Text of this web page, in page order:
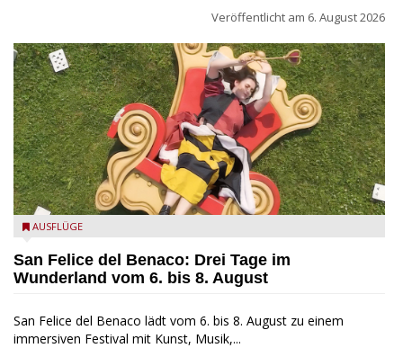
Veröffentlicht am 6. August 2026
San Felice del Benaco: Drei Tage im Wunderland
AUSFLÜGE
San Felice del Benaco: Drei Tage im
Wunderland vom 6. bis 8. August
San Felice del Benaco lädt vom 6. bis 8. August zu einem
immersiven Festival mit Kunst, Musik,...